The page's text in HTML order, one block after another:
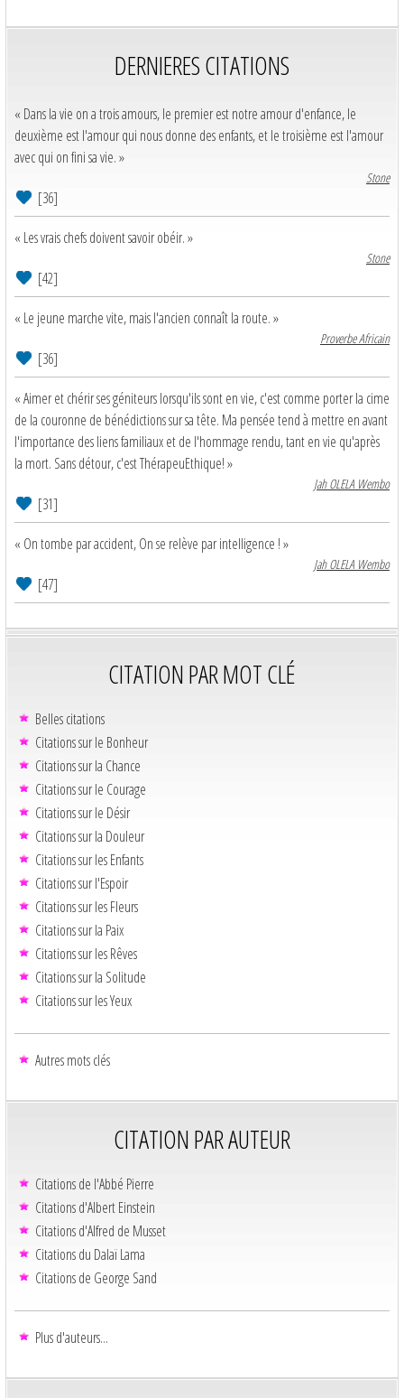
DERNIERES CITATIONS
« Dans la vie on a trois amours, le premier est notre amour d'enfance, le
deuxième est l'amour qui nous donne des enfants, et le troisième est l'amour
avec qui on fini sa vie. »
Stone
[36]
« Les vrais chefs doivent savoir obéir. »
Stone
[42]
« Le jeune marche vite, mais l'ancien connaît la route. »
Proverbe Africain
[36]
« Aimer et chérir ses géniteurs lorsqu'ils sont en vie, c'est comme porter la cime
de la couronne de bénédictions sur sa tête. Ma pensée tend à mettre en avant
l'importance des liens familiaux et de l'hommage rendu, tant en vie qu'après
la mort. Sans détour, c'est ThérapeuEthique! »
Jah OLELA Wembo
[31]
« On tombe par accident, On se relève par intelligence ! »
Jah OLELA Wembo
[47]
CITATION PAR MOT CLÉ
Belles citations
Citations sur le Bonheur
Citations sur la Chance
Citations sur le Courage
Citations sur le Désir
Citations sur la Douleur
Citations sur les Enfants
Citations sur l'Espoir
Citations sur les Fleurs
Citations sur la Paix
Citations sur les Rêves
Citations sur la Solitude
Citations sur les Yeux
Autres mots clés
CITATION PAR AUTEUR
Citations de l'Abbé Pierre
Citations d'Albert Einstein
Citations d'Alfred de Musset
Citations du Dalaï Lama
Citations de George Sand
Plus d'auteurs...